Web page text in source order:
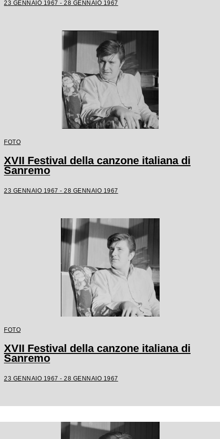
23 GENNAIO 1967 - 28 GENNAIO 1967
FOTO
XVII Festival della canzone italiana di
Sanremo
23 GENNAIO 1967 - 28 GENNAIO 1967
FOTO
XVII Festival della canzone italiana di
Sanremo
23 GENNAIO 1967 - 28 GENNAIO 1967